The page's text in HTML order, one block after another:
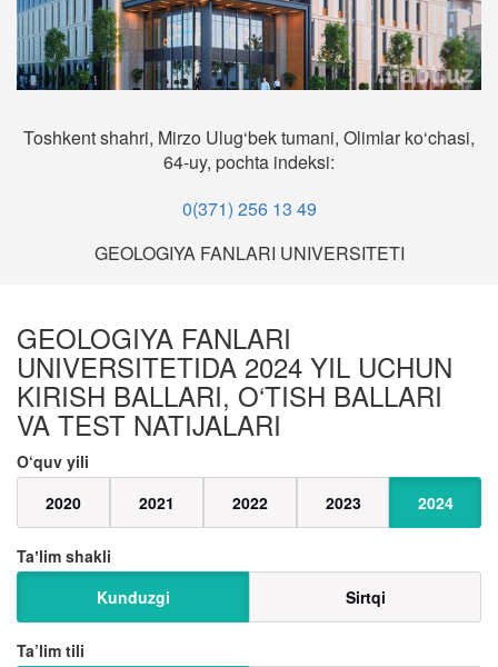
Toshkent shahri, Mirzo Ulug‘bek tumani, Olimlar ko‘chasi,
64-uy, pochta indeksi:
0(371) 256 13 49
GEOLOGIYA FANLARI UNIVERSITETI
GEOLOGIYA FANLARI
UNIVERSITETIDA 2024 YIL UCHUN
KIRISH BALLARI, O‘TISH BALLARI
VA TEST NATIJALARI
O‘quv yili
2020
2021 2022 2023 2024
Taʼlim shakli
Kunduzgi
Sirtqi
Ta’lim tili